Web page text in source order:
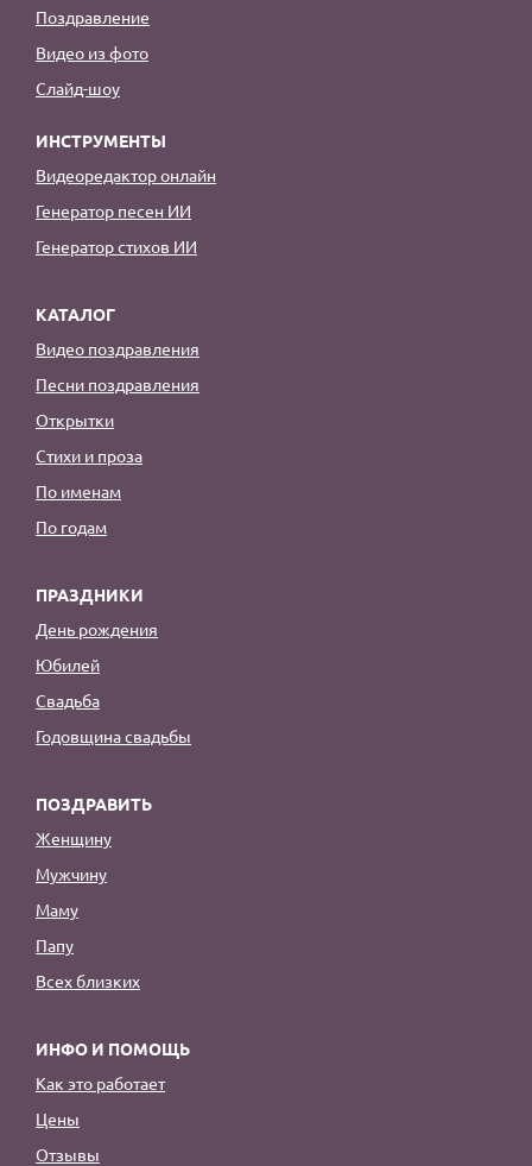
Поздравление
Видео из фото
Слайд-шоу
ИНСТРУМЕНТЫ
Видеоредактор онлайн
Генератор песен ИИ
Генератор стихов ИИ
КАТАЛОГ
Видео поздравления
Песни поздравления
Открытки
Стихи и проза
По именам
По годам
ПРАЗДНИКИ
День рождения
Юбилей
Свадьба
Годовщина свадьбы
ПОЗДРАВИТЬ
Женщину
Мужчину
Маму
Папу
Всех близких
ИНФО И ПОМОЩЬ
Как это работает
Цены
Отзывы